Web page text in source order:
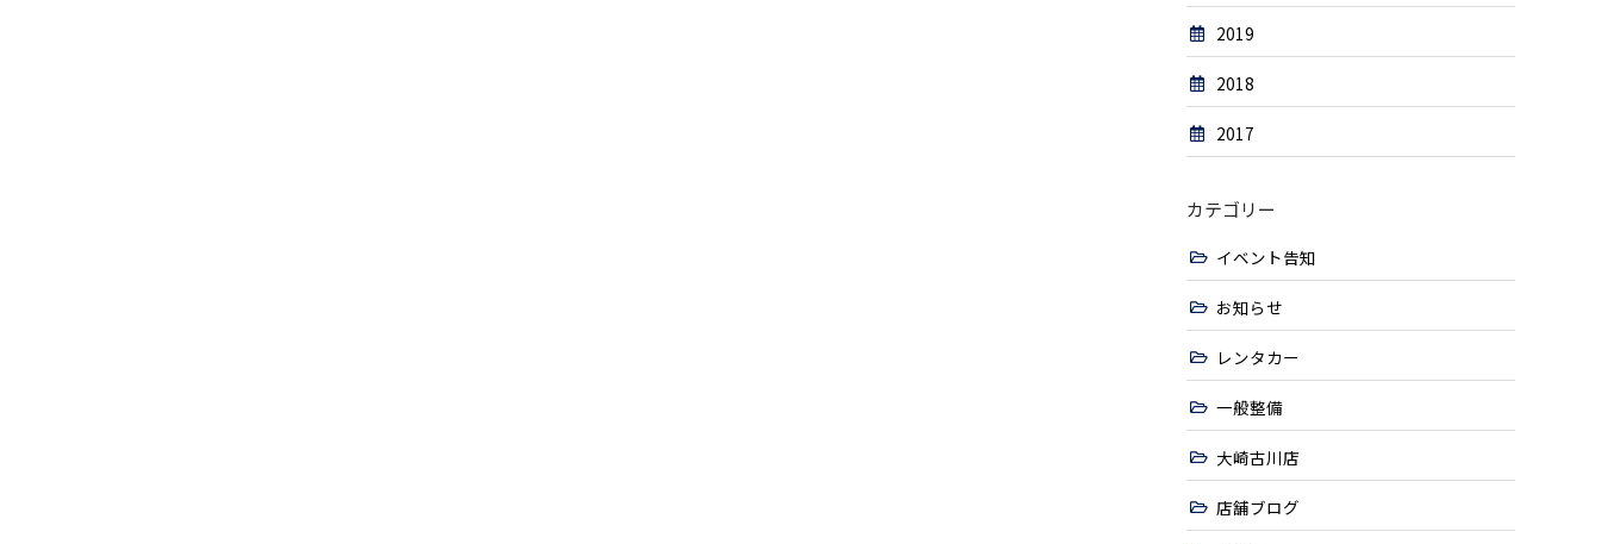
2019
2018
2017
カテゴリー
イベント告知
お知らせ
レンタカー
一般整備
大崎古川店
店舗ブログ